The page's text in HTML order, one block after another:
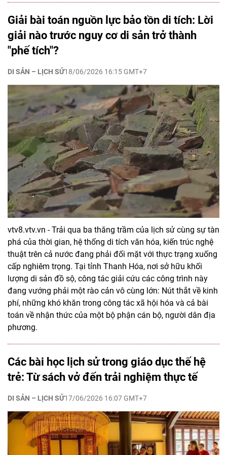
Giải bài toán nguồn lực bảo tồn di tích: Lời
giải nào trước nguy cơ di sản trở thành
"phế tích"?
DI SẢN – LỊCH SỬ18/06/2026 16:15 GMT+7
vtv8.vtv.vn - Trải qua ba thăng trầm của lịch sử cùng sự tàn
phá của thời gian, hệ thống di tích văn hóa, kiến trúc nghệ
thuật trên cả nước đang phải đối mặt với thực trạng xuống
cấp nghiêm trọng. Tại tỉnh Thanh Hóa, nơi sở hữu khối
lượng di sản đồ sộ, công tác giải cứu các công trình này
đang vướng phải một rào cản vô cùng lớn: Nút thắt về kinh
phí, những khó khăn trong công tác xã hội hóa và cả bài
toán về nhận thức của một bộ phận cán bộ, người dân địa
phương.
Các bài học lịch sử trong giáo dục thế hệ
trẻ: Từ sách vở đến trải nghiệm thực tế
DI SẢN – LỊCH SỬ17/06/2026 16:07 GMT+7